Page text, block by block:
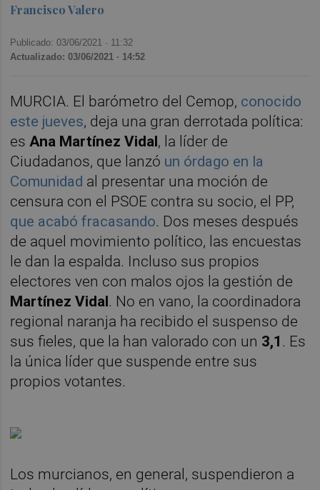
Francisco Valero
Publicado: 03/06/2021 · 11:32
Actualizado: 03/06/2021 · 14:52
MURCIA. El barómetro del Cemop, conocido
este jueves, deja una gran derrotada política:
esAna Martínez Vidal, la líder de
Ciudadanos, que lanzó un órdago en la
Comunidad al presentar una moción de
censura con el PSOE contra su socio, el PP,
que acabó fracasando. Dos meses después
de aquel movimiento político, las encuestas
le dan la espalda. Incluso sus propios
electores ven con malos ojos la gestión de
Martínez Vidal. No en vano, la coordinadora
regional naranja ha recibido el suspenso de
sus fieles, que la han valorado con un 3,1 . Es
la única líder que suspende entre sus
propios votantes.
Los murcianos, en general, suspendieron a